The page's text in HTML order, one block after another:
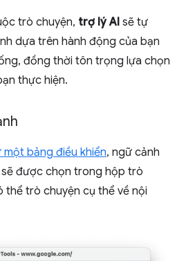
trò chuyện, trợ lý AI sẽ tự
dựa trên hành động của bạn
đồng thời tôn trọng lựa chọn
thực hiện.
một bảng điều khiển, ngữ cảnh
được chọn trong hộp trò
thể trò chuyện cụ thể về nội